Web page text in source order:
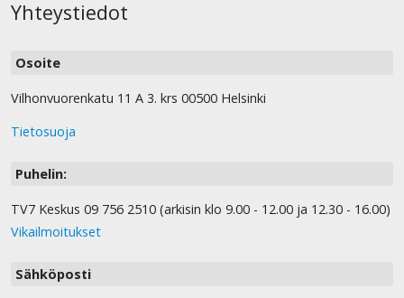
Yhteystiedot
Osoite
Vilhonvuorenkatu 11 A 3. krs 00500 Helsinki
Tietosuoja
Puhelin:
TV7 Keskus 09 756 2510 (arkisin klo 9.00 - 12.00 ja 12.30 - 16.00)
Vikailmoitukset
Sähköposti